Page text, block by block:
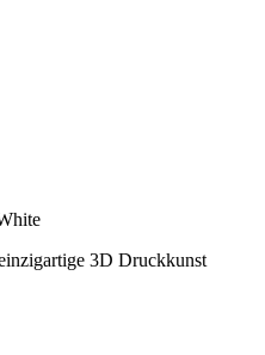
3D Druckkunst